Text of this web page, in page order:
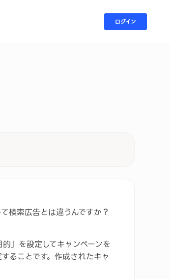
ログイン
検索広告とは違うんですか？
」を設定してキャンペーンを
ることです。作成されたキャ